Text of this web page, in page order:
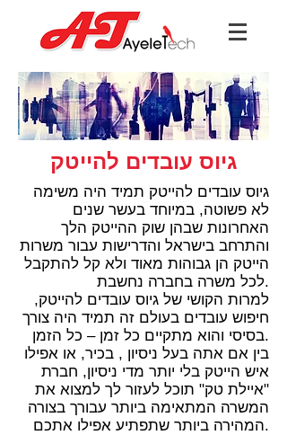
גיוס עובדים להייטק
גיוס עובדים להייטק תמיד היה משימה
לא פשוטה, במיוחד בעשר שנים
האחרונות שבהן שוק ההייטק הלך
והתרחב בישראל והדרישות עבור משרות
הייטק הן גבוהות מאוד ולא קל להתקבל
לכל משרה בחברה נחשבת.
למרות הקושי של גיוס עובדים להייטק,
חיפוש עובדים בעולם זה תמיד היה צורך
בסיסי והוא מתקיים כל זמן – כל הזמן.
בין אם אתה בעל ניסיון , בכיר, או אפילו
איש הייטק בלי יותר מדי ניסיון, חברת
"איילת טק" תוכל לעזור לך למצוא את
המשרה המתאימה ביותר עבורך בצורה
המהירה ביותר שתפתיע אפילו אתכם.